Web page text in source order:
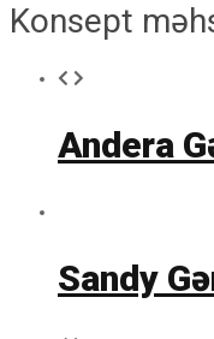
Konsept
Andera
Sandy